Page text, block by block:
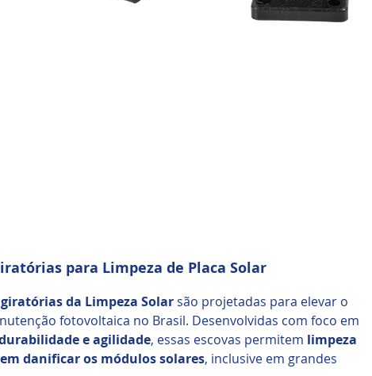
para Limpeza de Placa Solar
da Limpeza Solarsão projetadas para elevar o
fotovoltaica no Brasil. Desenvolvidas com foco em
e agilidade, essas escovas permitem limpeza
danificar os módulos solares, inclusive em grandes